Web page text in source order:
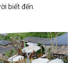
biết đến.